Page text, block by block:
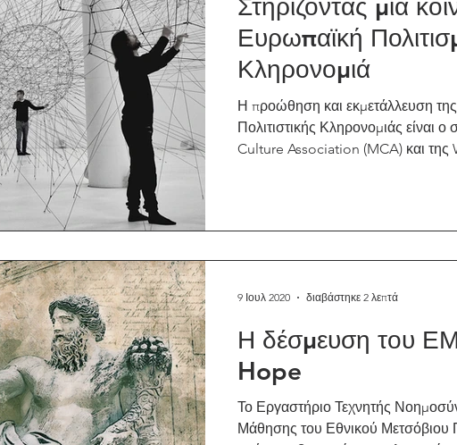
Στηρίζοντας μία
Ευρωπαϊκή
Κληρονομιά
Η προώθηση και εκμετάλλευση
Πολιτιστικής Κληρονομιάς είναι
Culture Association (MCA) και της
Η δέσμευση του
Hope
Το Εργαστήριο Τεχνητής
Μάθησης του Εθνικού Μετσόβιου
9 Ιουλ 2020 διαβάστηκε 2 λεπτά